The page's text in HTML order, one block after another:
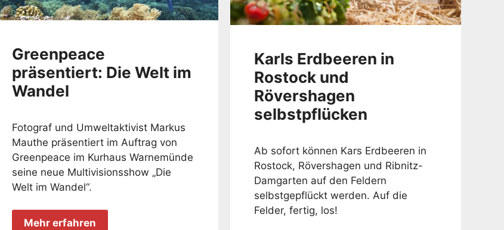
Greenpeace
präsentiert: Die Welt im
Wandel
Fotograf und Umweltaktivist Markus
Mauthe präsentiert im Auftrag von
Greenpeace im Kurhaus Warnemünde
seine neue Multivisionsshow „Die
Welt im Wandel“.
Mehr erfahren
Karls Erdbeeren in
Rostock und
Rövershagen
selbstpflücken
Ab sofort können Kars Erdbeeren in
Rostock, Rövershagen und Ribnitz-
Damgarten auf den Feldern
selbstgepflückt werden. Auf die
Felder, fertig, los!